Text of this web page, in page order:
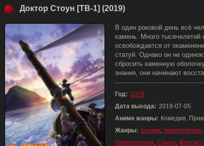
Доктор Стоун [ТВ-1] (2019)
В один роковой день всё
камень. Много тысячелетий
освобождается от
статуй. Однако он не
сбросить каменную
знания, они начинают
Год: 2019
Дата выхода: 2019-07-05
Аниме жанры: Комедия,
Жанры: боевик, приключения,
Приключения, Сёнен,